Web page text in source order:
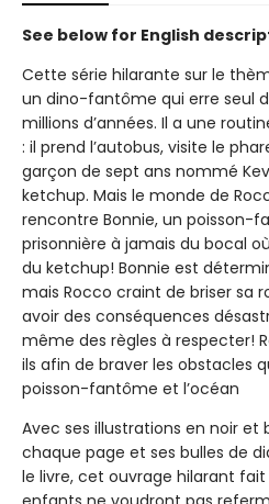
See below for English
Cette série hilarante sur le
un dino-fantôme qui erre seul
millions d’années. Il a une
: il prend l’autobus, visite le
garçon de sept ans nommé
ketchup. Mais le monde de
rencontre Bonnie, un poisson-
prisonnière à jamais du bocal
du ketchup! Bonnie est
mais Rocco craint de briser sa
avoir des conséquences
même des règles à respecter!
ils afin de braver les obstacles
poisson-fantôme et l’océan
Avec ses illustrations en noir
chaque page et ses bulles de
le livre, cet ouvrage hilarant